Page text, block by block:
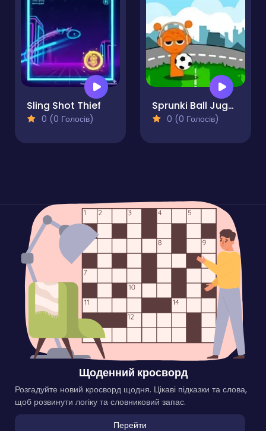
Sling Shot Thief
0 (0 Голосів)
Sprunki Ball Juggling
0 (0 Голосів)
Щоденний кросворд
Розгадуйте новий кросворд щодня. Цікаві підказки та слова,
щоб розвинути логіку та словниковий запас.
Перейти